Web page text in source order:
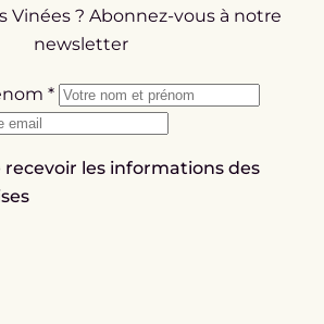
Vinées ? Abonnez-vous à notre
newsletter
*
recevoir les informations des